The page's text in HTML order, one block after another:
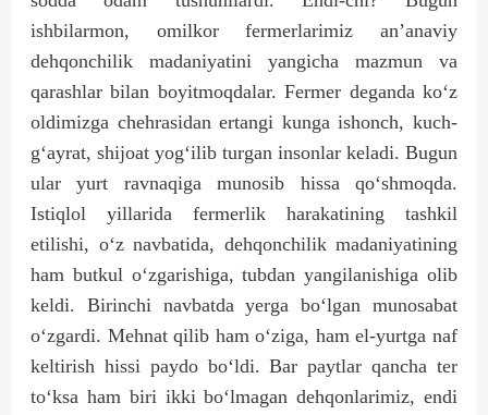
ishbilarmon, omilkor fermerlarimiz an’anaviy
dehqonchilik madaniyatini yangicha mazmun va
qarashlar bilan bo­yitmoqdalar. Fermer deganda ko‘z
oldimizga chehrasidan ertangi kunga ishonch, kuch-
g‘ayrat, shijoat yog‘ilib turgan insonlar keladi. Bugun
ular yurt ravnaqiga munosib hissa qo‘shmoqda.
Istiqlol yillarida fermerlik harakatining tashkil
etilishi, o‘z navbatida, dehqonchilik madaniyatining
ham butkul o‘zgarishiga, tubdan yangilanishiga olib
keldi. Birinchi navbatda yerga bo‘lgan munosabat
o‘zgardi. Mehnat qilib ham o‘ziga, ham el-yurt­ga naf
keltirish hissi paydo bo‘ldi. Bar paytlar qancha ter
to‘ksa ham biri ikki bo‘lmagan deh­qonlarimiz, endi